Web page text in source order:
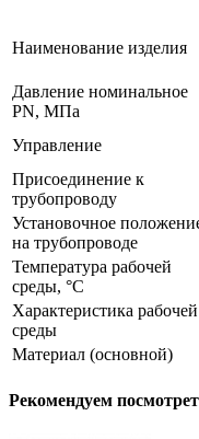
Наименование изделия
Давление номинальное
PN, МПа
Управление
Присоединение к
трубопроводу
Установочное
на трубопроводе
Температура рабочей
среды, °С
Характеристика рабочей
среды
Материал (основной)
Рекомендуем